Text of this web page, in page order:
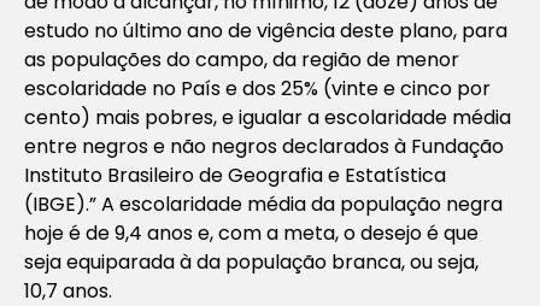
estudo no último ano de vigência deste plano, para
as populações do campo, da região de menor
escolaridade no País e dos 25% (vinte e cinco por
cento) mais pobres, e igualar a escolaridade média
entre negros e não negros declarados à Fundação
Instituto Brasileiro de Geografia e Estatística
(IBGE).”A escolaridade média da população negra
hoje é de 9,4 anos e, com a meta, o desejo é que
seja equiparada à da população branca, ou seja,
10,7 anos.